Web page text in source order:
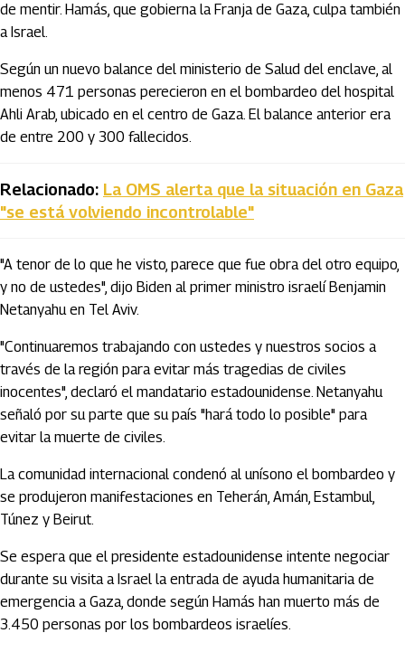
de mentir. Hamás, que gobierna la Franja de Gaza, culpa también
a Israel.
Según un nuevo balance del ministerio de Salud del enclave, al
menos 471 personas perecieron en el bombardeo del hospital
Ahli Arab, ubicado en el centro de Gaza. El balance anterior era
de entre 200 y 300 fallecidos.
Relacionado: La OMS alerta que la situación en Gaza
"se está volviendo incontrolable"
"A tenor de lo que he visto, parece que fue obra del otro equipo,
y no de ustedes", dijo Biden al primer ministro israelí Benjamin
Netanyahu en Tel Aviv.
"Continuaremos trabajando con ustedes y nuestros socios a
través de la región para evitar más tragedias de civiles
inocentes", declaró el mandatario estadounidense. Netanyahu
señaló por su parte que su país "hará todo lo posible" para
evitar la muerte de civiles.
La comunidad internacional condenó al unísono el bombardeo y
se produjeron manifestaciones en Teherán, Amán, Estambul,
Túnez y Beirut.
Se espera que el presidente estadounidense intente negociar
durante su visita a Israel la entrada de ayuda humanitaria de
emergencia a Gaza, donde según Hamás han muerto más de
3.450 personas por los bombardeos israelíes.